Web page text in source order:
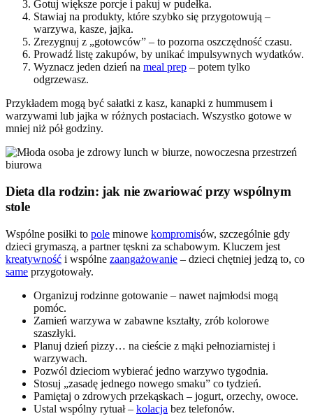
Gotuj większe porcje i pakuj w pudełka.
Stawiaj na produkty, które szybko się przygotowują –
warzywa, kasze, jajka.
Zrezygnuj z „gotowców” – to pozorna oszczędność czasu.
Prowadź listę zakupów, by unikać impulsywnych wydatków.
Wyznacz jeden dzień na meal prep – potem tylko
odgrzewasz.
Przykładem mogą być sałatki z kasz, kanapki z hummusem i
warzywami lub jajka w różnych postaciach. Wszystko gotowe w
mniej niż pół godziny.
Dieta dla rodzin: jak nie zwariować przy wspólnym
stole
Wspólne posiłki to pole minowe kompromisów, szczególnie gdy
dzieci grymaszą, a partner tęskni za schabowym. Kluczem jest
kreatywność i wspólne zaangażowanie – dzieci chętniej jedzą to, co
same przygotowały.
Organizuj rodzinne gotowanie – nawet najmłodsi mogą
pomóc.
Zamień warzywa w zabawne kształty, zrób kolorowe
szaszłyki.
Planuj dzień pizzy… na cieście z mąki pełnoziarnistej i
warzywach.
Pozwól dzieciom wybierać jedno warzywo tygodnia.
Stosuj „zasadę jednego nowego smaku” co tydzień.
Pamiętaj o zdrowych przekąskach – jogurt, orzechy, owoce.
Ustal wspólny rytuał – kolacja bez telefonów.